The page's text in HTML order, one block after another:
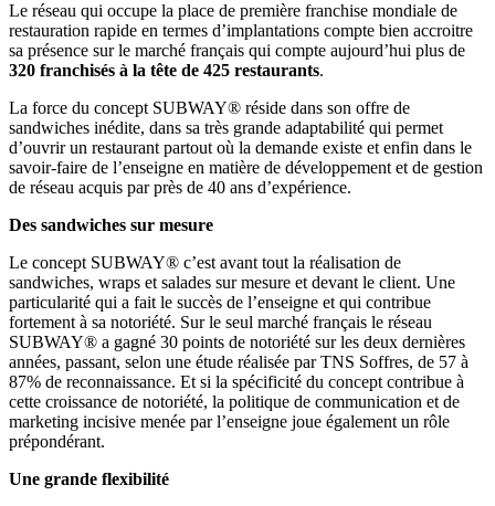
Le réseau qui occupe la place de première franchise mondiale de
restauration rapide en termes d’implantations compte bien accroitre
sa présence sur le marché français qui compte aujourd’hui plus de
320 franchisés à la tête de 425 restaurants.
La force du concept SUBWAY® réside dans son offre de
sandwiches inédite, dans sa très grande adaptabilité qui permet
d’ouvrir un restaurant partout où la demande existe et enfin dans le
savoir-faire de l’enseigne en matière de développement et de gestion
de réseau acquis par près de 40 ans d’expérience.
Des sandwiches sur mesure
Le concept SUBWAY® c’est avant tout la réalisation de
sandwiches, wraps et salades sur mesure et devant le client. Une
particularité qui a fait le succès de l’enseigne et qui contribue
fortement à sa notoriété. Sur le seul marché français le réseau
SUBWAY® a gagné 30 points de notoriété sur les deux dernières
années, passant, selon une étude réalisée par TNS Soffres, de 57 à
87% de reconnaissance. Et si la spécificité du concept contribue à
cette croissance de notoriété, la politique de communication et de
marketing incisive menée par l’enseigne joue également un rôle
prépondérant.
Une grande flexibilité